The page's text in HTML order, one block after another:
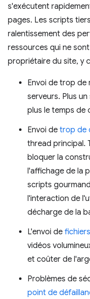
s'exécutent
pages. Les scripts
ralentissement des
ressources qui ne
propriétaire du site, y
Envoi de trop de
serveurs. Plus
plus le temps de
Envoi de trop de
thread principal.
bloquer la
l'affichage de la
scripts
l'interaction de
décharge de la
L'envoi de
vidéos
et coûter de
Problèmes de
point de